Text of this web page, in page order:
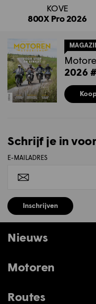
KOVE
800X Pro 2026
2026
Schrijf je in
E-MAILADRES
Inschrijven
Nieuws
Motoren
Routes